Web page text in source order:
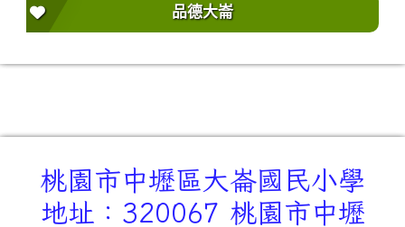
品德大崙
桃園市中壢區大崙國民小學
地址：320067 桃園市中壢